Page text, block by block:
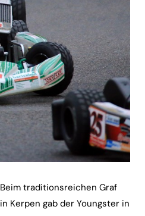
traditionsreichen Graf
Kerpen gab der Youngster in